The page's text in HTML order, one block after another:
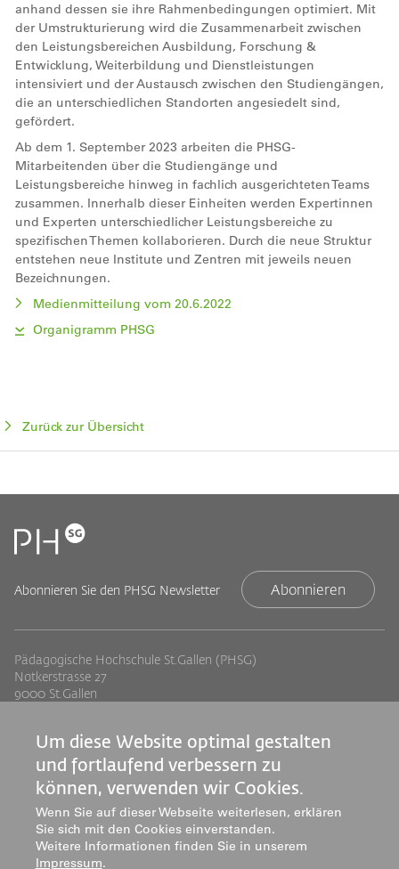
anhand dessen sie ihre Rahmenbedingungen optimiert. Mit
der Umstrukturierung wird die Zusammenarbeit zwischen
den Leistungsbereichen Ausbildung, Forschung &
Entwicklung, Weiterbildung und Dienstleistungen
intensiviert und der Austausch zwischen den Studiengängen,
die an unterschiedlichen Standorten angesiedelt sind,
gefördert.
Ab dem 1. September 2023 arbeiten die PHSG-
Mitarbeitenden über die Studiengänge und
Leistungsbereiche hinweg in fachlich ausgerichteten Teams
zusammen. Innerhalb dieser Einheiten werden Expertinnen
und Experten unterschiedlicher Leistungsbereiche zu
spezifischen Themen kollaborieren. Durch die neue Struktur
entstehen neue Institute und Zentren mit jeweils neuen
Bezeichnungen.
Medienmitteilung vom 20.6.2022
Organigramm PHSG
Zurück zur Übersicht
Abonnieren Sie den PHSG Newsletter Abonnieren
Pädagogische Hochschule St.Gallen (PHSG)
Notkerstrasse 27
9000 St.Gallen
Footer
Links
Standorte
Jobs
Medien
Mediatheken
Footer
rechts
Studium
Weiterbildung
Forschung & Entwicklung
Dienstleistung
Um diese Website optimal gestalten
und fortlaufend verbessern zu
können, verwenden wir Cookies.
Wenn Sie auf dieser Webseite weiterlesen, erklären
Sie sich mit den Cookies einverstanden.
Weitere Informationen finden Sie in unserem
Impressum.